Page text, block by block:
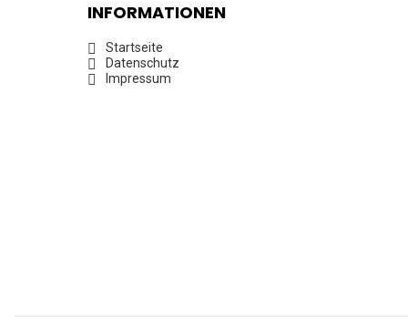
INFORMATIONEN
Startseite
Datenschutz
Impressum